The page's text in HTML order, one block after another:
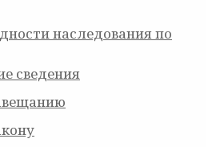
наследования по
сведения